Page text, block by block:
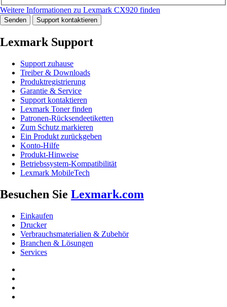
Weitere Informationen zu Lexmark CX920 finden
Senden Support kontaktieren
Lexmark Support
Support zuhause
Treiber & Downloads
Produktregistrierung
Garantie & Service
Support kontaktieren
Lexmark Toner finden
Patronen-Rücksendeetiketten
Zum Schutz markieren
Ein Produkt zurückgeben
Konto-Hilfe
Produkt-Hinweise
Betriebssystem-Kompatibilität
Lexmark MobileTech
Besuchen Sie Lexmark.com
Einkaufen
Drucker
Verbrauchsmaterialien & Zubehör
Branchen & Lösungen
Services